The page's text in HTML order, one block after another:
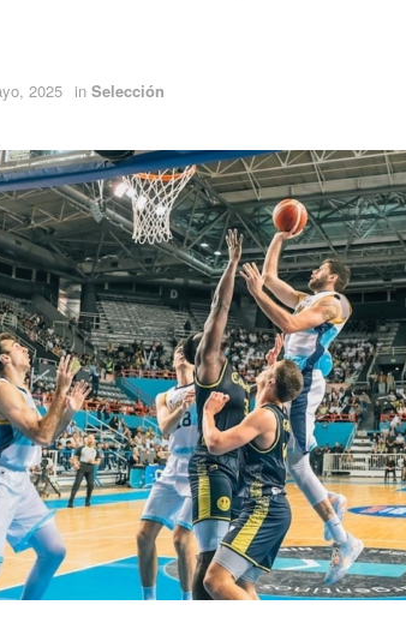
2025 in Selección